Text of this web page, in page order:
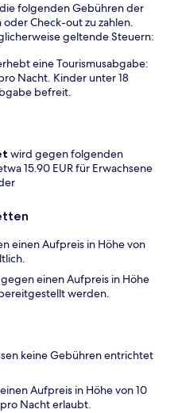
folgenden Gebühren der
Check-out zu zahlen.
geltende Steuern:
eine Tourismusabgabe:
Nacht. Kinder unter 18
befreit.
wird gegen folgenden
15.90 EUR für Erwachsene
einen Aufpreis in Höhe von
einen Aufpreis in Höhe
werden.
keine Gebühren entrichtet
Aufpreis in Höhe von 10
Nacht erlaubt.